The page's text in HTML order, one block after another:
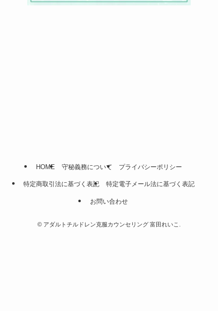
HOME 守秘義務について プライバシーポリシー
特定商取引法に基づく表記 特定電子メール法に基づく表記
お問い合わせ
© アダルトチルドレン克服カウンセリング 富田れいこ.